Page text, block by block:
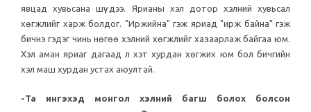
явцад хувьсана шүү дээ. Ярианы хэл дотор хэлний хувьсал
хөгжлийг харж болдог. "Иржийна" гэж яриад "ирж байна" гэж
бичнэ гэдэг чинь нөгөө хэлний хөгжлийг хазаарлаж байгаа юм.
Хэл аман яриаг дагаад л хэт хурдан хөгжих юм бол бичгийн
хэл маш хурдан устах аюултай.
-Та ингэхэд монгол хэлний багш болох болсон